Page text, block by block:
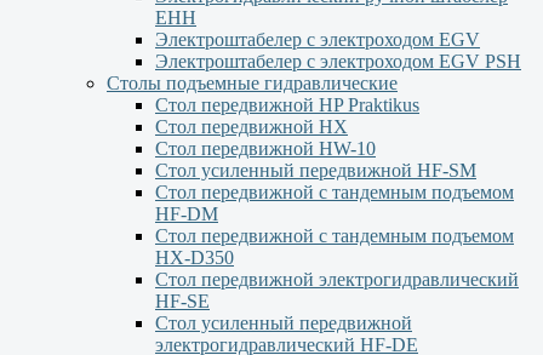
ЕНН
Электроштабелер с электроходом EGV
Электроштабелер с электроходом EGV PSH
Столы подъемные гидравлические
Стол передвижной HP Praktikus
Стол передвижной HX
Стол передвижной HW-10
Стол усиленный передвижной HF-SM
Стол передвижной с тандемным подъемом
HF-DM
Стол передвижной с тандемным подъемом
HX-D350
Стол передвижной электрогидравлический
HF-SE
Стол усиленный передвижной
электрогидравлический HF-DE